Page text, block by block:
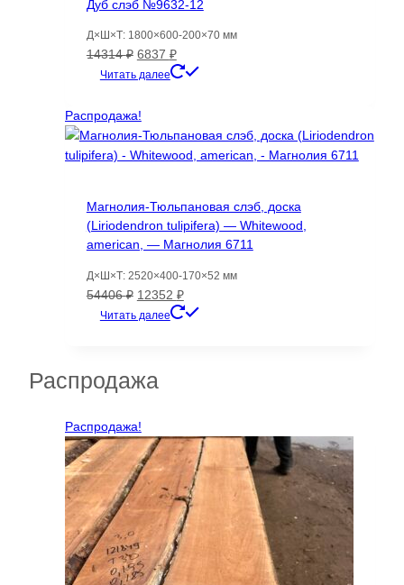
Дуб слэб №9632-12
Д×Ш×Т: 1800×600-200×70 мм
14314₽ Первоначальная
цена
14314 ₽.
6837 ₽Текущая
цена:
Читать далее
Распродажа!
Магнолия-Тюльпановая слэб, доска
(Liriodendron tulipifera) — Whitewood,
american, — Магнолия 6711
Д×Ш×Т: 2520×400-170×52 мм
54406₽ Первоначальная
цена
12352 ₽Текущая
цена:
Читать далее
Распродажа
Распродажа!